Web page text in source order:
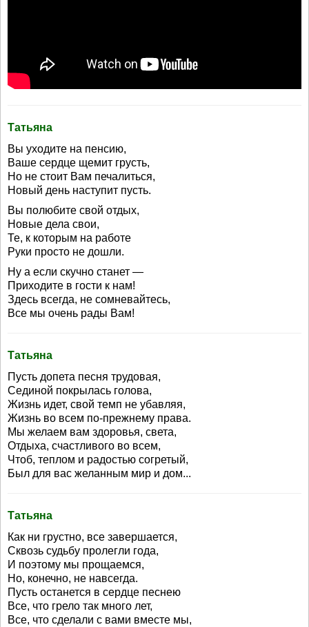
Татьяна
Вы уходите на пенсию,
Ваше сердце щемит грусть,
Но не стоит Вам печалиться,
Новый день наступит пусть.
Вы полюбите свой отдых,
Новые дела свои,
Те, к которым на работе
Руки просто не дошли.
Ну а если скучно станет —
Приходите в гости к нам!
Здесь всегда, не сомневайтесь,
Все мы очень рады Вам!
Татьяна
Пусть допета песня трудовая,
Сединой покрылась голова,
Жизнь идет, свой темп не убавляя,
Жизнь во всем по-прежнему права.
Мы желаем вам здоровья, света,
Отдыха, счастливого во всем,
Чтоб, теплом и радостью согретый,
Был для вас желанным мир и дом...
Татьяна
Как ни грустно, все завершается,
Сквозь судьбу пролегли года,
И поэтому мы прощаемся,
Но, конечно, не навсегда.
Пусть останется в сердце песнею
Все, что грело так много лет,
Все, что сделали с вами вместе мы,